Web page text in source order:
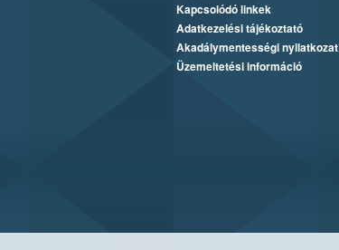
Kapcsolódó linkek
Adatkezelési tájékoztató
Akadálymentességi nyilatkozat
Üzemeltetési információ